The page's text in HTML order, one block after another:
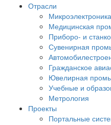
Отрасли
Микроэлектроника
Медицинская
Приборо- и
Сувенирная
Гражданское
Ювелирная
Учебные и
Метрология
Проекты
Портальные